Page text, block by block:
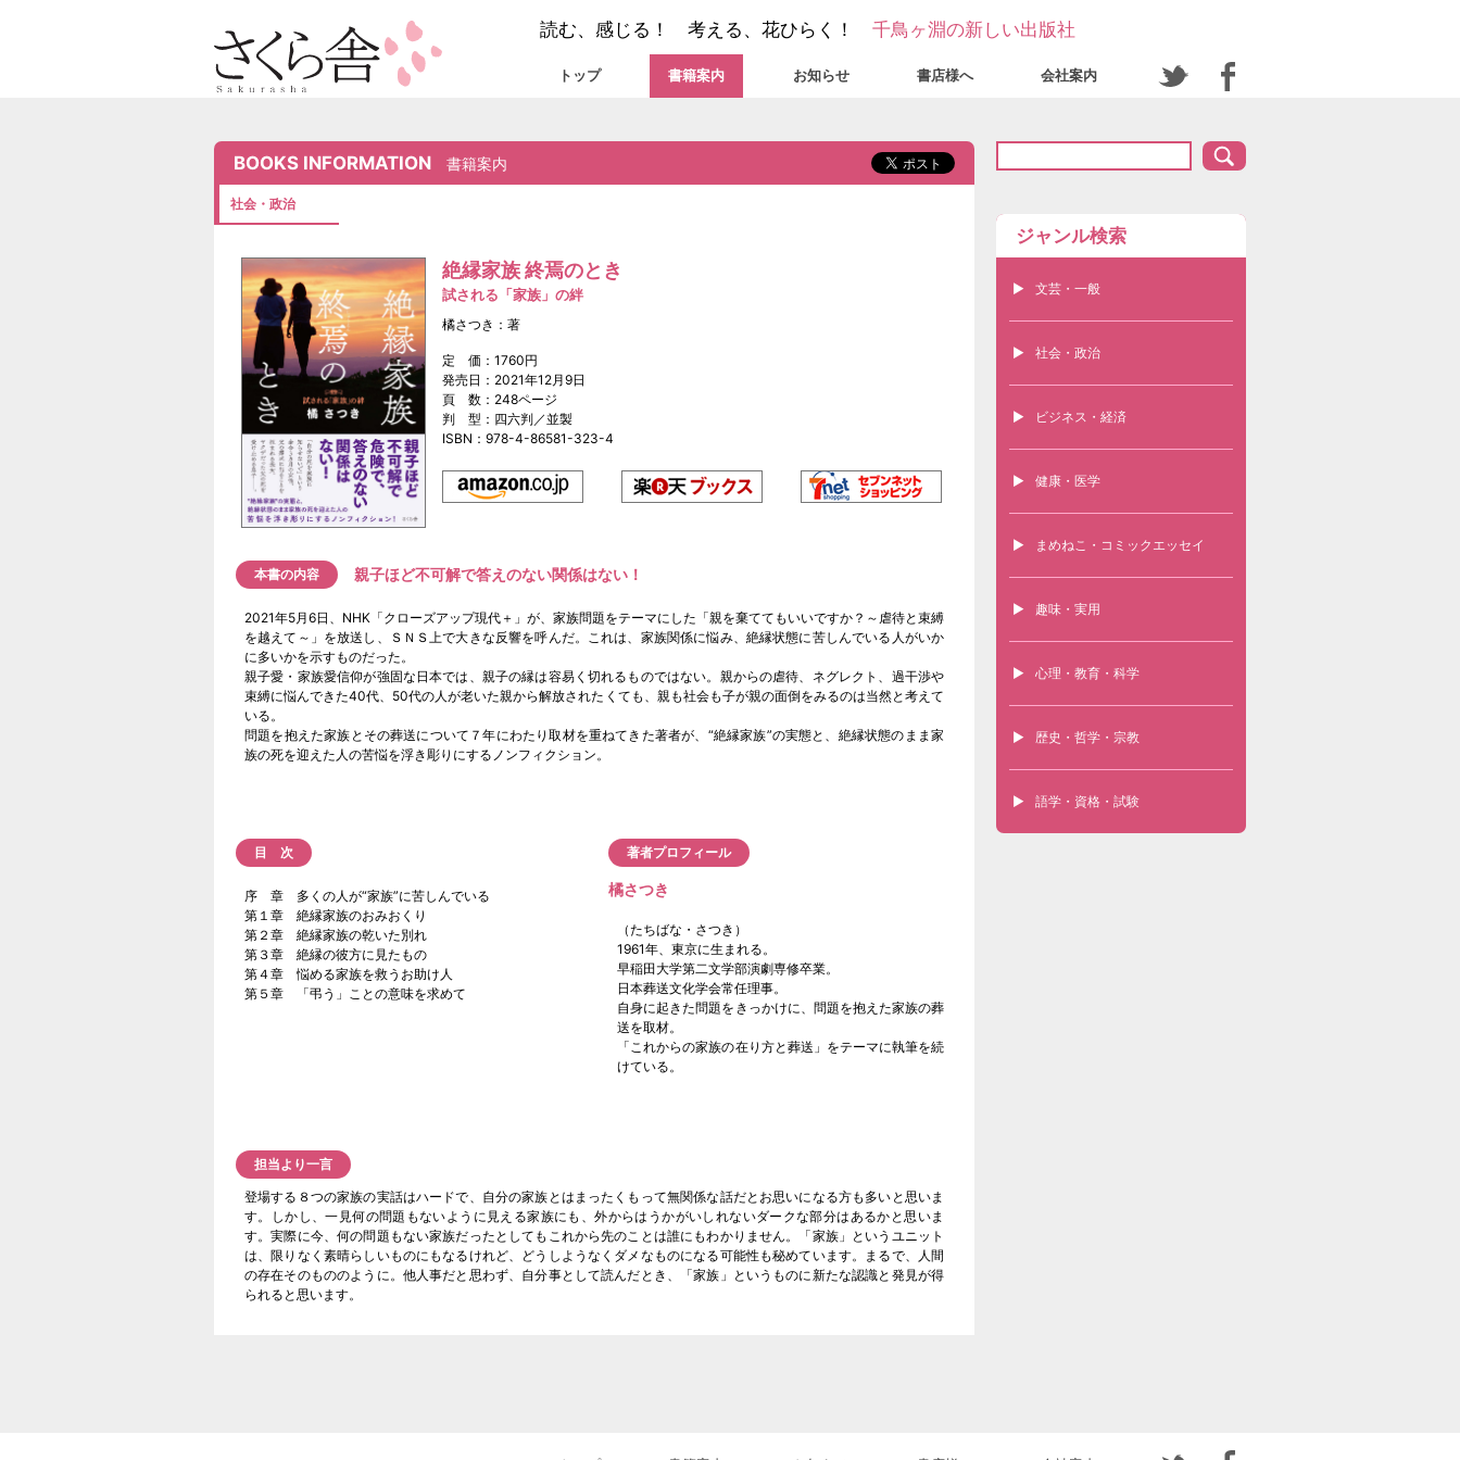
読む、感じる！ 考える、花ひらく！ 千鳥ヶ淵の新しい出版社
トップ 書籍案内 お知らせ 書店様へ 会社案内
BOOKS INFORMATION 書籍案内
社会・政治
絶縁家族 終焉のとき
試される「家族」の絆
橘さつき：著
定 価：1760円
発売日：2021年12月9日
頁 数：248ページ
判 型：四六判／並製
ISBN：978-4-86581-323-4
本書の内容 親子ほど不可解で答えのない関係はない！
2021年5月6日、NHK「クローズアップ現代＋」が、家族問題をテーマにした「親を棄ててもいいですか？～虐待と束縛
を越えて～」を放送し、ＳＮＳ上で大きな反響を呼んだ。これは、家族関係に悩み、絶縁状態に苦しんでいる人がいか
に多いかを示すものだった。
親子愛・家族愛信仰が強固な日本では、親子の縁は容易く切れるものではない。親からの虐待、ネグレクト、過干渉や
束縛に悩んできた40代、50代の人が老いた親から解放されたくても、親も社会も子が親の面倒をみるのは当然と考えて
いる。
問題を抱えた家族とその葬送について７年にわたり取材を重ねてきた著者が、“絶縁家族”の実態と、絶縁状態のまま家
族の死を迎えた人の苦悩を浮き彫りにするノンフィクション。
目 次
序 章 多くの人が“家族”に苦しんでいる
第１章 絶縁家族のおみおくり
第２章 絶縁家族の乾いた別れ
第３章 絶縁の彼方に見たもの
第４章 悩める家族を救うお助け人
第５章 「弔う」ことの意味を求めて
著者プロフィール
橘さつき
（たちばな・さつき）
1961年、東京に生まれる。
早稲田大学第二文学部演劇専修卒業。
日本葬送文化学会常任理事。
自身に起きた問題をきっかけに、問題を抱えた家族の葬
送を取材。
「これからの家族の在り方と葬送」をテーマに執筆を続
けている。
担当より一言
登場する８つの家族の実話はハードで、自分の家族とはまったくもって無関係な話だとお思いになる方も多いと思いま
す。しかし、一見何の問題もないように見える家族にも、外からはうかがいしれないダークな部分はあるかと思いま
す。実際に今、何の問題もない家族だったとしてもこれから先のことは誰にもわかりません。「家族」というユニット
は、限りなく素晴らしいものにもなるけれど、どうしようなくダメなものになる可能性も秘めています。まるで、人間
の存在そのもののように。他人事だと思わず、自分事として読んだとき、「家族」というものに新たな認識と発見が得
られると思います。
ジャンル検索
文芸・一般
社会・政治
ビジネス・経済
健康・医学
まめねこ・コミックエッセイ
趣味・実用
心理・教育・科学
歴史・哲学・宗教
語学・資格・試験